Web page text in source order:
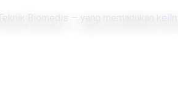
Biomedis — yang memadukan